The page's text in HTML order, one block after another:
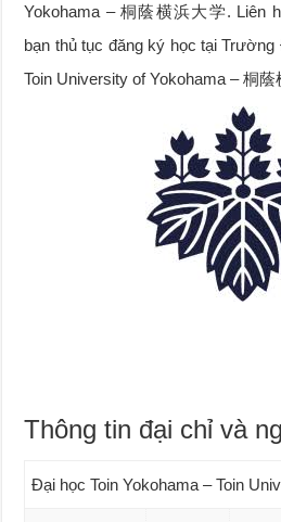
Yokohama – 桐蔭横浜大学. Liên
bạn thủ tục đăng ký học tại
Toin University of Yokohama – 桐蔭
Thông tin đại chỉ và
Đại học Toin Yokohama – Toin